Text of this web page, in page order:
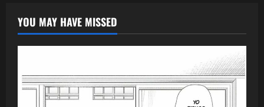
YOU MAY HAVE MISSED